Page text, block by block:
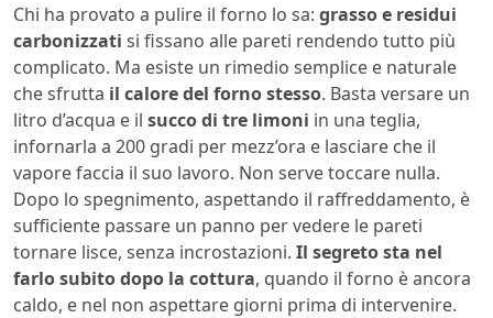
Chi ha provato a pulire il forno lo sa: grasso e residui
carbonizzati si fissano alle pareti rendendo tutto più
complicato. Ma esiste un rimedio semplice e naturale
che sfrutta il calore del forno stesso. Basta versare un
litro d’acqua e il succo di tre limoni in una teglia,
infornarla a 200 gradi per mezz’ora e lasciare che il
vapore faccia il suo lavoro. Non serve toccare nulla.
Dopo lo spegnimento, aspettando il raffreddamento, è
sufficiente passare un panno per vedere le pareti
tornare lisce, senza incrostazioni. Il segreto sta nel
farlo subito dopo la cottura, quando il forno è ancora
caldo, e nel non aspettare giorni prima di intervenire.